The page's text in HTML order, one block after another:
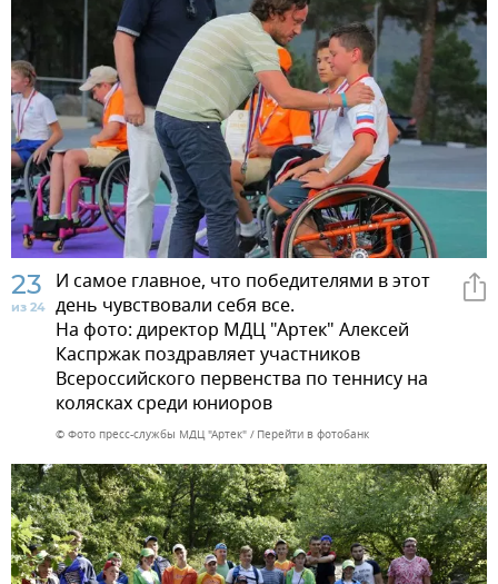
23
из 24
И самое главное, что победителями в этот
день чувствовали себя все.
На фото: директор МДЦ "Артек" Алексей
Каспржак поздравляет участников
Всероссийского первенства по теннису на
колясках среди юниоров
© Фото пресс-службы МДЦ "Артек" Перейти в фотобанк